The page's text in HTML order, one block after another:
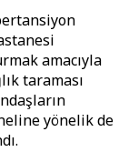
amacıyla
taraması
yönelik de